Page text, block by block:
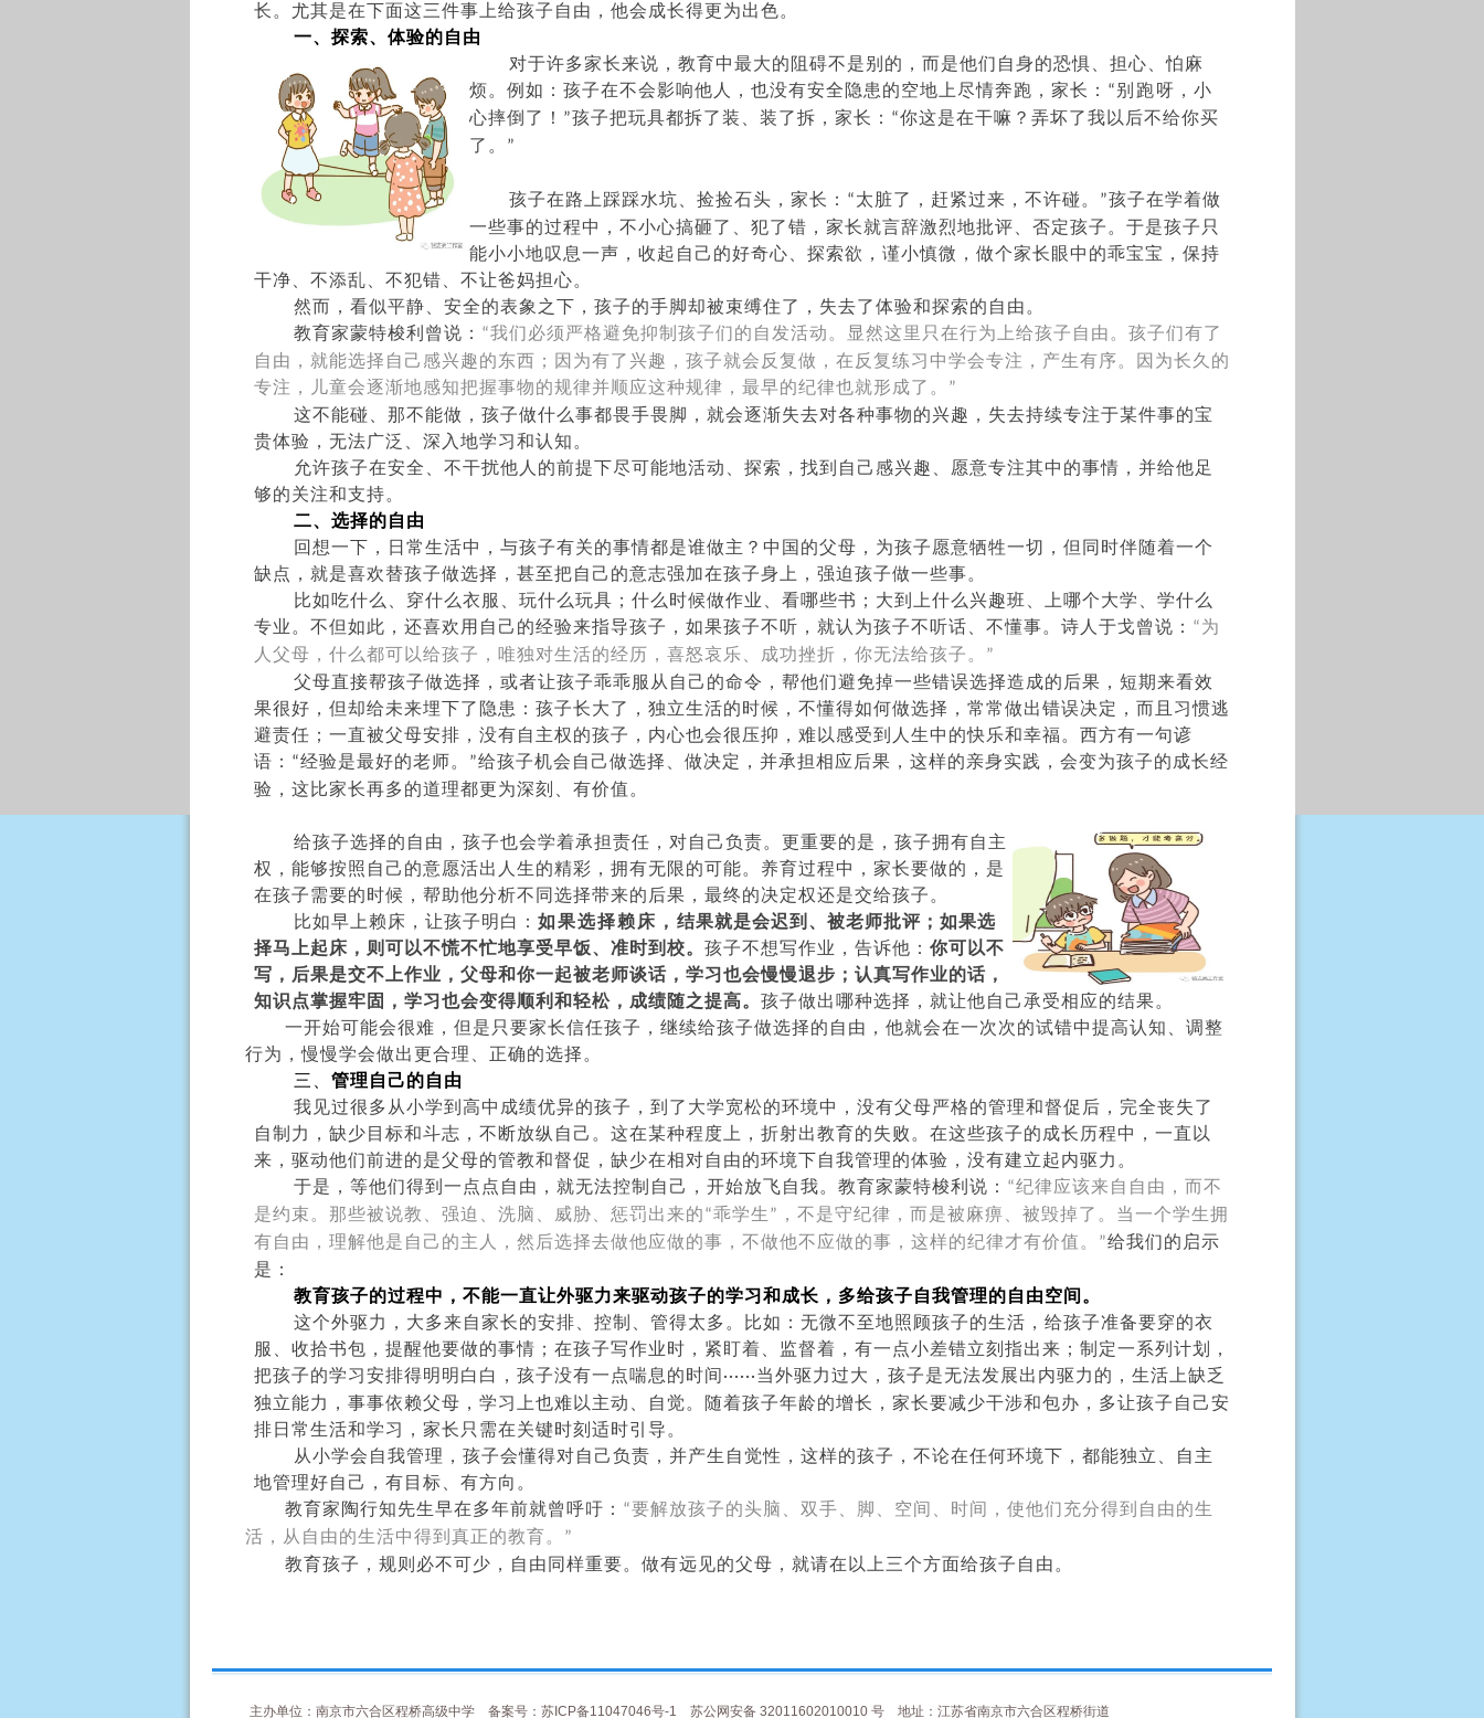
长。尤其是在下面这三件事上给孩子自由，他会成长得更为出色。
一、探索、体验的自由
对于许多家长来说，教育中最大的阻 碍不是别的，而是他们自身的恐惧、担心、怕麻
烦。例如：孩子在不会影响他人，也没有安全隐患的空地上尽情奔跑，家长： “别跑呀，小
心摔倒了！ ”孩子把玩具都拆了装、装了拆，家长： “你这是在干嘛？弄坏了我以后不给你买
了。 ”
孩子在路上踩踩水坑、捡捡石头，家长： “太脏了，赶紧过来，不许碰。 ”孩子在学着做
一些事的过程中，不小心搞砸了、犯了错，家长就言辞激烈地批评、否定孩子。于是孩子只
能小小地叹息一声，收起自己的好奇心、探索欲，谨小慎微，做个家长眼中的乖宝宝，保持
干净、不添乱、不犯错、不让爸妈担心。
然而，看似平静、安全的表象之下，孩子的手脚却被束缚住了，失去了体验和探索的自由。
教育家蒙特梭利曾说： “我们必须严格避免抑制孩子们的自发活动。显然这里只在行为上给孩子自由。孩子们有了
自由，就能选择自己感兴趣的东西；因为有了兴趣，孩子就会反复做，在反复练习中学会专注，产生有序。因为长久的
专注，儿童会逐渐地感知把握事物的规律并顺应这种规律，最早的纪律也就形成了。 ”
这不能碰、那不能做，孩子做什么事都畏手畏脚，就会逐渐失去对各种事物的兴趣，失去持续专注于某件事的宝
贵体验，无法广泛、深入地学习和认知。
允许孩子在安全、不干扰他人的前提下尽可能地活动、探索，找到自己感兴趣、愿意专注其中的事情，并给他足
够的关注和支持。
二、选择的自由
回想一下，日常生活中，与孩子有关的事情都是谁做主？中国的父母，为孩子愿意牺牲一切，但同时伴随着一个
缺点，就是喜欢替孩子做选择，甚至把自己的意志强加在孩子身上，强迫孩子做一些事。
比如吃什么、穿什么衣服、玩什么玩具；什么时候做作业、看哪些书；大到上什么兴趣班、上哪个大学、学什么
专业。不但如此，还喜欢用自己的经验来指导孩子，如果孩子不听，就认为孩子不听话、不懂事。诗人于戈曾说： “为
人父母，什么都可以给孩子，唯独对生活的经历，喜怒哀乐、成功挫折，你无法给孩子。 ”
父母直接帮孩子做选择，或者让孩子乖乖服从自己的命令，帮他们避免掉一些错误选择造成的后果，短期来看效
果很好，但却给未来埋下了隐患：孩子长大了，独立生活的时候，不懂得如何做选择，常常做出错误决定，而且习惯逃
避责任；一直被父母安排，没有自主权的孩子，内心也会很压抑，难以感受到人生中的快乐和幸福。西方有一句谚
语： “经验是最好的老师。 ”给孩子机会自己做选择、做决定，并承担相应后果，这样的亲身实践，会变为孩子的成长经
验，这比家长再多的道理都更为深刻、有价值。
给孩子选择的自由，孩子也会学着承担责任，对自己负责。更重要的是，孩子拥有自主
权，能够按照自己的意愿活出人生的精彩，拥有无限的可能。养育过程中，家长要做的，是
在孩子需要的时候，帮助他分析不同选择带来的后果，最终的决定权还是交给孩子。
比如早上赖床，让孩子明白： 如果选择赖床，结果就是会迟到、被老师批评；如果选
择马上起床，则可以不慌不忙地享受早饭、准时到校。 孩子不想写作业，告诉他： 你可以不
写，后果是交不上作业，父母和你一起被老师谈话，学习也会慢慢退步；认真写作业的话，
知识点掌握牢固，学习也会变得顺利和轻松，成绩随之提高。 孩子做出哪种选择，就让他自己承受相应的结果。
一开始可能会很难，但是只要家长信任孩子，继续给孩子做选择的自由，他就会在一次次的试错中提高认知、调整
行为，慢慢学会做出更合理、正确的选择。
三、管理自己的自由
我见过很多从小学到高中成绩优异的孩子，到了大学宽松的环境中，没有父母严格的管理和督促后，完全丧失了
自制力，缺少目标和斗志，不断放纵自己。这在某种程度上，折射出教育的失败。在这些孩子的成长历程中，一直以
来，驱动他们前进的是父母的管教和督促，缺少在相对自由的环境下自我管理的体验，没有建立起内驱力。
于是，等他们得到一点点自由，就无法控制自己，开始放飞自我。教育家蒙特梭利说： “纪律应该来自自由，而不
是约束。那些被说教、强迫、洗脑、威胁、惩罚出来的“乖学生” ，不是守纪律，而是被麻痹、被毁掉了。当一个学生拥
有自由，理解他是自己的主人，然后选择去做他应做的事，不做他不应做的事，这样的纪律才有价值。 ”给我们的启示
是：
教育孩子的过程中，不能一直让外驱力来驱动孩子的学习和成长，多给孩子自我管理的自由空间。
这个外驱力，大多来自家长的安排、控制、管得太多。比如：无微不至地照顾孩子的生活，给孩子准备要穿的衣
服、收拾书包，提醒他要做的事情；在孩子写作业时，紧盯着、监督着，有一点小差错立刻指出来；制定一系列计划，
把孩子的学习安排得明明白白，孩子没有一点喘息的时间 ······当外驱力过大，孩子是无法发展出内驱力的，生活上缺乏
独立能力，事事依赖父母，学习上也难以主动、自觉。随着孩子年龄的增长，家长要减少干涉和包办，多让孩子自己安
排日常生活和学习，家长只需在关键时刻适时引导。
从小学会自我管理，孩子会懂得对自己负责，并产生自觉性，这样的孩子，不论在任何环境下，都能独立、自主
地管理好自己，有目标、有方向。
教育家陶行知先生早在多年前就曾呼吁： “要解放孩子的头脑、双手、脚、空间、时间，使他们充分得到自由的生
活，从自由的生活中得到真正的教育。 ”
教育孩子，规则必不可少，自由同样重要。做有远见的父母，就请在以上三个方面给孩子自由。
主办单位：南京市六合区程桥高级中学 备案号：苏ICP备11047046号-1 苏公网安备 32011602010010 号 地址：江苏省南京市六合区程桥街道